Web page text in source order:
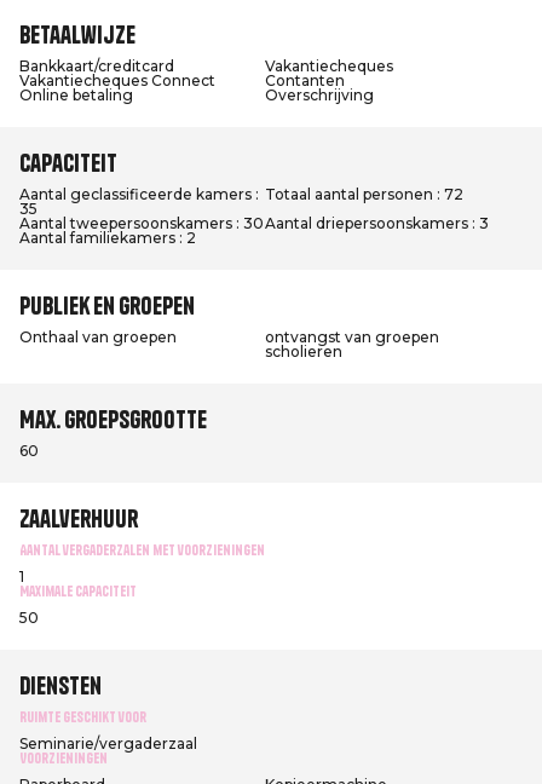
Betaalwijze
Bankkaart/creditcard
Vakantiecheques
Vakantiecheques Connect
Contanten
Online betaling
Overschrijving
Capaciteit
Aantal geclassificeerde kamers :
35
Totaal aantal personen : 72
Aantal tweepersoonskamers : 30Aantal driepersoonskamers : 3
Aantal familiekamers : 2
Publiek en groepen
Onthaal van groepen
ontvangst van groepen
scholieren
Max. groepsgrootte
60
Zaalverhuur
Aantal vergaderzalen met voorzieningen
1
Maximale capaciteit
50
Diensten
Ruimte geschikt voor
Seminarie/vergaderzaal
Voorzieningen